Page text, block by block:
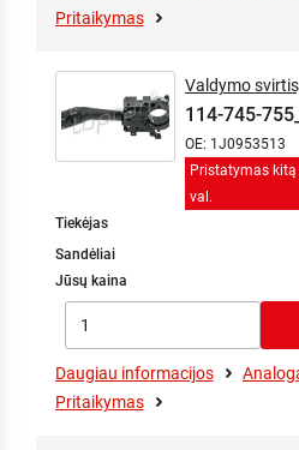
Pritaikymas
Pristatymas
val.
Valdymo
114-745-
OE: 1J0953513
Tiekėjas
Sandėliai
Jūsų kaina
Daugiau informacijos
Pritaikymas